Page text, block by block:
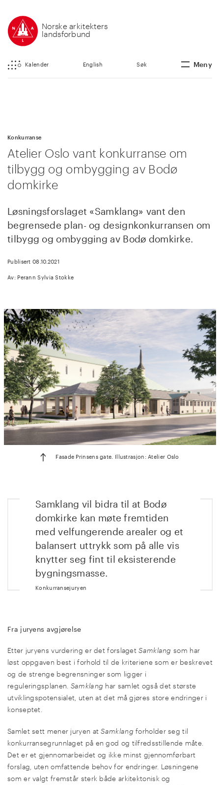
Norske arkitekters
landsforbund
Kalender English Søk Meny
Konkurranse
Atelier Oslo vant konkurranse om
tilbygg og ombygging av Bodø
domkirke
Løsningsforslaget «Samklang» vant den
begrensede plan- og designkonkurransen om
tilbygg og ombygging av Bodø domkirke.
Publisert 08.10.2021
Av: Perann Sylvia Stokke
Fasade Prinsens gate. Illustrasjon: Atelier Oslo
Samklang vil bidra til at Bodø
domkirke kan møte fremtiden
med velfungerende arealer og et
balansert uttrykk som på alle vis
knytter seg fint til eksisterende
bygningsmasse.
Konkurransejuryen
Fra juryens avgjørelse
Etter juryens vurdering er det forslagetSamklang som har
løst oppgaven best i forhold til de kriteriene som er beskrevet
og de strenge begrensninger som ligger i
reguleringsplanen. Samklang har samlet også det største
utviklingspotensialet, uten at det må gjøres store endringer i
konseptet.
Samlet sett mener juryen atSamklang forholder seg til
konkurransegrunnlaget på en god og tilfredsstillende måte.
Det er et gjennomarbeidet og ikke minst gjennomførbart
forslag, uten omfattende behov for endringer. Løsningene
som er valgt fremstår sterk både arkitektonisk og